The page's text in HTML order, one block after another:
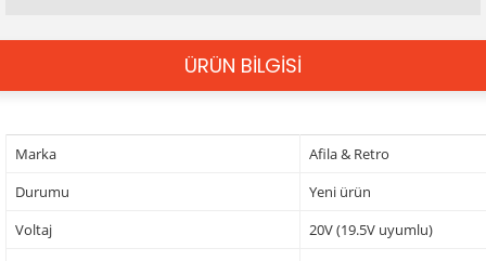
ÜRÜN BİLGİSİ
Marka
Afila & Retro
Durumu
Yeni ürün
Voltaj
20V (19.5V uyumlu)